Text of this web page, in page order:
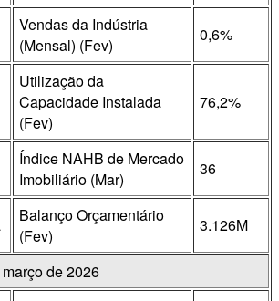
Vendas da Indústria
(Mensal) (Fev)
0,6%
Utilização da
Capacidade Instalada
(Fev)
76,2%
Índice NAHB de Mercado
Imobiliário (Mar)
36
Balanço Orçamentário
(Fev)
3.126M
de 2026